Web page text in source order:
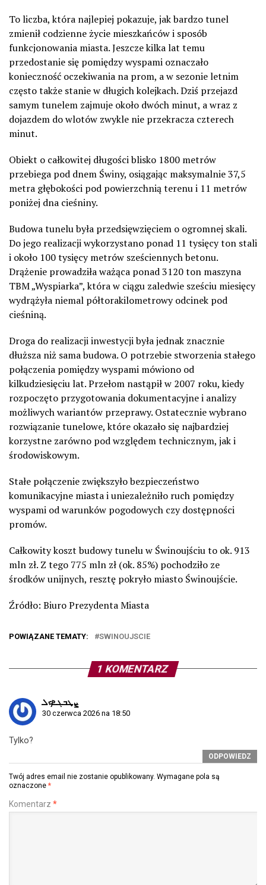
To liczba, która najlepiej pokazuje, jak bardzo tunel
zmienił codzienne życie mieszkańców i sposób
funkcjonowania miasta. Jeszcze kilka lat temu
przedostanie się pomiędzy wyspami oznaczało
konieczność oczekiwania na prom, a w sezonie letnim
często także stanie w długich kolejkach. Dziś przejazd
samym tunelem zajmuje około dwóch minut, a wraz z
dojazdem do wlotów zwykle nie przekracza czterech
minut.
Obiekt o całkowitej długości blisko 1800 metrów
przebiega pod dnem Świny, osiągając maksymalnie 37,5
metra głębokości pod powierzchnią terenu i 11 metrów
poniżej dna cieśniny.
Budowa tunelu była przedsięwzięciem o ogromnej skali.
Do jego realizacji wykorzystano ponad 11 tysięcy ton stali
i około 100 tysięcy metrów sześciennych betonu.
Drążenie prowadziła ważąca ponad 3120 ton maszyna
TBM „Wyspiarka”, która w ciągu zaledwie sześciu miesięcy
wydrążyła niemal półtorakilometrowy odcinek pod
cieśniną.
Droga do realizacji inwestycji była jednak znacznie
dłuższa niż sama budowa. O potrzebie stworzenia stałego
połączenia pomiędzy wyspami mówiono od
kilkudziesięciu lat. Przełom nastąpił w 2007 roku, kiedy
rozpoczęto przygotowania dokumentacyjne i analizy
możliwych wariantów przeprawy. Ostatecznie wybrano
rozwiązanie tunelowe, które okazało się najbardziej
korzystne zarówno pod względem technicznym, jak i
środowiskowym.
Stałe połączenie zwiększyło bezpieczeństwo
komunikacyjne miasta i uniezależniło ruch pomiędzy
wyspami od warunków pogodowych czy dostępności
promów.
Całkowity koszt budowy tunelu w Świnoujściu to ok. 913
mln zł. Z tego 775 mln zł (ok. 85%) pochodziło ze
środków unijnych, resztę pokryło miasto Świnoujście.
Źródło: Biuro Prezydenta Miasta
POWIĄZANE TEMATY: SWINOUJSCIE
1 KOMENTARZ
ܨܜܒܓܧܟܠ
30 czerwca 2026 na 18:50
Tylko?
ODPOWIEDZ
Twój adres email nie zostanie opublikowany. Wymagane pola są
oznaczone *
Komentarz *